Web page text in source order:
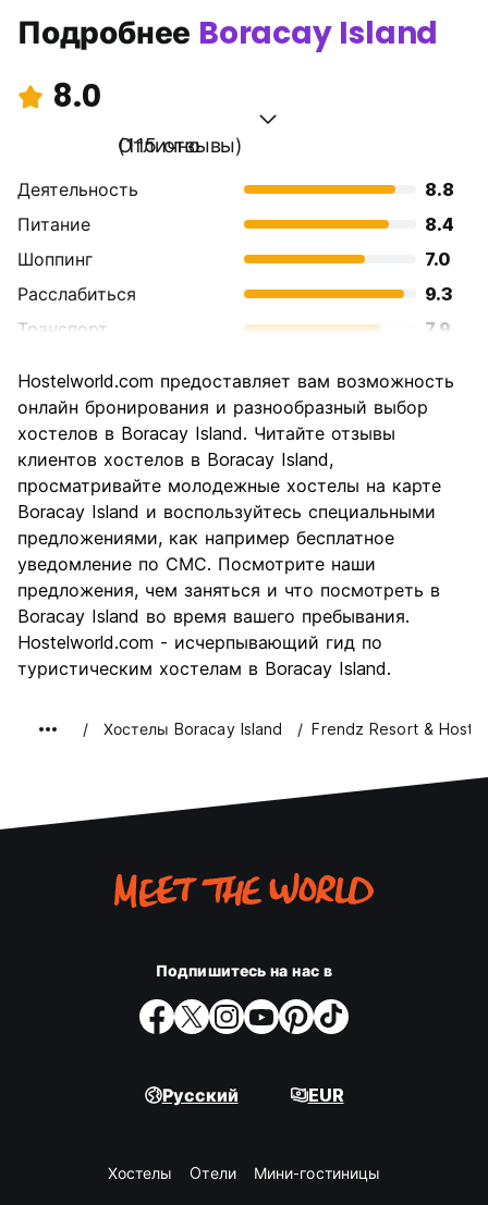
Подробнее Boracay Island
8.0
Отлично
(115 отзывы)
Деятельность
8.8
Питание
8.4
Шоппинг
7.0
Расслабиться
9.3
Транспорт
7.9
достопримечательностей
7.7
Культура
Ночная жизнь
Соотношение цены и
качества
7.7
Hostelworld.com предоставляет вам возможность
онлайн бронирования и разнообразный выбор
хостелов в Boracay Island. Читайте отзывы
клиентов хостелов в Boracay Island,
просматривайте молодежные хостелы на карте
Boracay Island и воспользуйтесь специальными
предложениями, как например бесплатное
уведомление по СМС. Посмотрите наши
предложения, чем заняться и что посмотреть в
Boracay Island во время вашего пребывания.
Hostelworld.com - исчерпывающий гид по
туристическим хостелам в Boracay Island.
Хостелы Boracay Island Frendz Resort &
Подпишитесь на нас в
Русский EUR
Хостелы Oтели Мини-гостиницы